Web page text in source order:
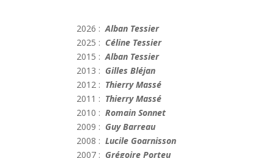
2026 :Alban Tessier
2025 : Céline Tessier
2015 :Alban Tessier
2013 : Gilles Bléjan
2012 : Thierry Massé
2011 : Thierry Massé
2010 : Romain Sonnet
2009 : Guy Barreau
2008 : Lucile Goarnisson
2007 : Grégoire Porteu